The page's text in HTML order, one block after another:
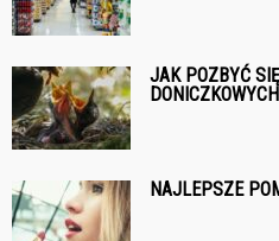
JAK POZBYĆ
NAJLEPSZE